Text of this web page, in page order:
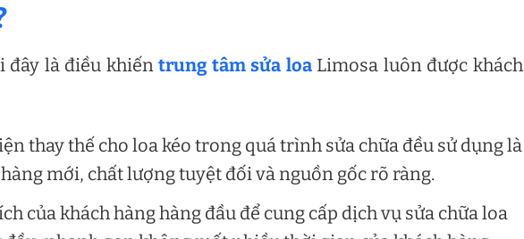
đây là điều khiếntrung tâm sửa loaLimosa luôn được khách
thay thế cho loa kéo trong quá trình sửa chữa đều sử dụng là
mới, chất lượng tuyệt đối và nguồn gốc rõ ràng.
của khách hàng hàng đầu để cung cấp dịch vụ sửa chữa loa